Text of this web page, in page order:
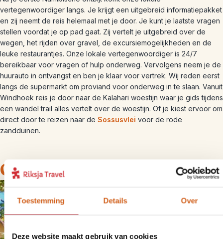
Toestemming Details Over
Deze website maakt gebruik van cookies
vertegenwoordiger langs. Je krijgt een uitgebreid informatiepakket
en zij neemt de reis helemaal met je door. Je kunt je laatste vragen
stellen voordat je op pad gaat. Zij vertelt je uitgebreid over de
wegen, het rijden over gravel, de excursiemogelijkheden en de
leuke restaurantjes. Onze lokale vertegenwoordiger is 24/7
bereikbaar voor vragen of hulp onderweg. Vervolgens neem je de
huurauto in ontvangst en ben je klaar voor vertrek. Wij reden eerst
langs de supermarkt om proviand voor onderweg in te slaan. Vanuit
Windhoek reis je door naar de Kalahari woestijn waar je gids tijdens
een wandel trail alles vertelt over de woestijn. Of je kiest ervoor om
direct door te reizen naar de Sossusvlei voor de rode
zandduinen.
Onze slaapplekken